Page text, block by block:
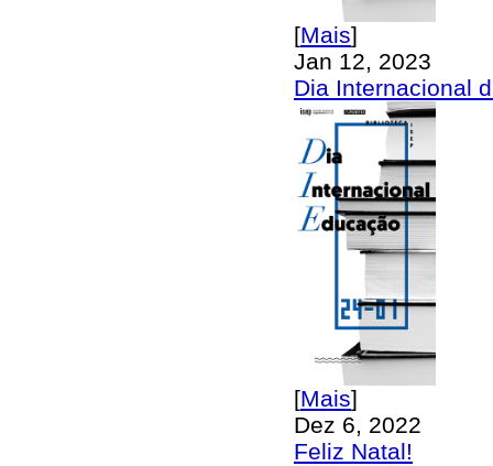
[Mais]
Jan 12, 2023
Dia Internacional
[Mais]
Dez 6, 2022
Feliz Natal!